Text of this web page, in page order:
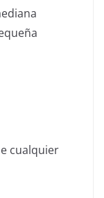
cualquier